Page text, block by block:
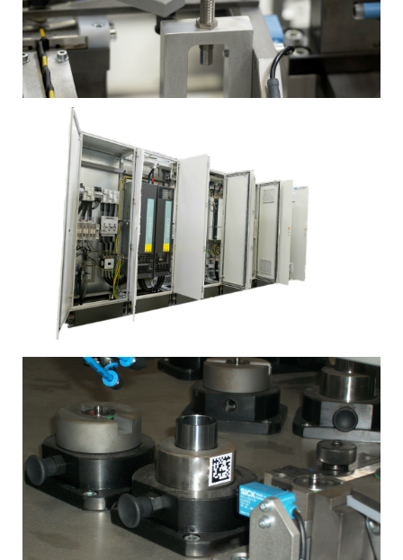
MEER INFORMATIE
MEER INFORMATIE